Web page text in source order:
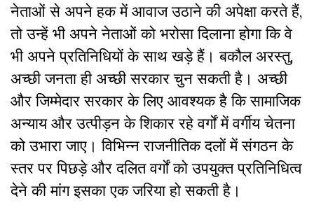
नेताओं से अपने हक में आवाज उठाने की अपेक्षा करते हैं,
तो उन्हें भी अपने नेताओं को भरोसा दिलाना होगा कि वे
भी अपने प्रतिनिधियों के साथ खड़े हैं। बकौल अरस्तु,
अच्छी जनता ही अच्छी सरकार चुन सकती है। अच्छी
और जिम्मेदार सरकार के लिए आवश्यक है कि सामाजिक
अन्याय और उत्पीड़न के शिकार रहे वर्गों में वर्गीय चेतना
को उभारा जाए। विभिन्न राजनीतिक दलों में संगठन के
स्तर पर पिछड़े और दलित वर्गों को उपयुक्त प्रतिनिधित्व
देने की मांग इसका एक जरिया हो सकती है।